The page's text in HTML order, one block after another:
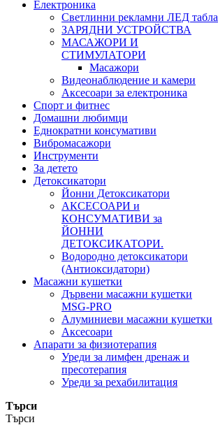
Електроника
Светлинни рекламни ЛЕД табла
ЗАРЯДНИ УСТРОЙСТВА
МАСАЖОРИ И
СТИМУЛАТОРИ
Масажори
Видеонаблюдение и камери
Аксесоари за електроника
Спорт и фитнес
Домашни любимци
Еднократни консумативи
Вибромасажори
Инструменти
За детето
Детоксикатори
Йонни Детоксикатори
АКСЕСОАРИ и
КОНСУМАТИВИ за
ЙОННИ
ДЕТОКСИКАТОРИ.
Водородно детоксикатори
(Антиоксидатори)
Масажни кушетки
Дървени масажни кушетки
MSG-PRO
Алуминиеви масажни кушетки
Аксесоари
Апарати за физиотерапия
Уреди за лимфен дренаж и
пресотерапия
Уреди за рехабилитация
Търси
Търси